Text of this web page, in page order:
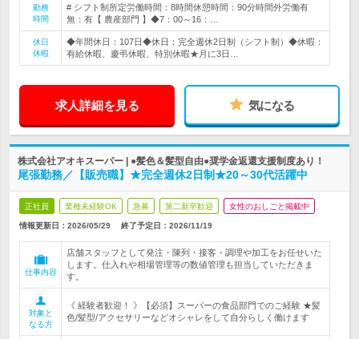
勤務
時間
# シフト制所定労働時間：8時間休憩時間：90分時間外労働有
無：有【 農産部門 】◆7：00～16：…
休日
休暇
◆年間休日：107日◆休日：完全週休2日制（シフト制）◆休暇：
有給休暇、慶弔休暇、特別休暇★月に3日…
求人詳細を見る 気になる
株式会社アオキスーパー | ●髪色＆髪型自由●奨学金返還支援制度あり！
尾張勤務／【販売職】★完全週休2日制★20～30代活躍中
正社員 業種未経験OK 急募 第二新卒歓迎 女性のおしごと掲載中
情報更新日：2026/05/29 終了予定日： 2026/11/19
仕事内容
店舗スタッフとして発注・陳列・接客・調理や加工をお任せいた
します。仕入れや相場管理等の数値管理も担当していただきま
す。
対象と
なる方
《 経験者歓迎！ 》【必須】スーパーの食品部門でのご経験 ★髪
色/髪型/アクセサリーなどオシャレをして自分らしく働けます